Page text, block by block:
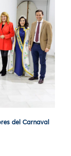
del Carnaval